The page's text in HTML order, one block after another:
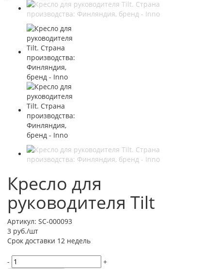
Кресло для
руководителя Tilt
Артикул: SC-000093
3 руб./шт
Срок доставки 12 недель
- +